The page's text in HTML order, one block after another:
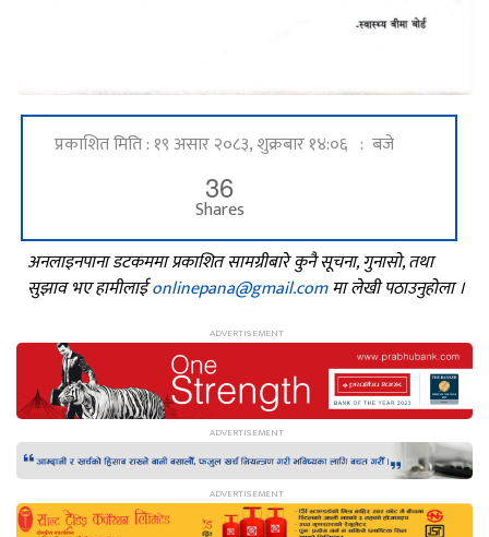
प्रकाशित मिति : १९ असार २०८३, शुक्रबार १४:०६ : बजे
36
Shares
अनलाइनपाना डटकममा प्रकाशित सामग्रीबारे कुनै सूचना, गुनासो, तथा
सुझाव भए हामीलाईonlinepana@gmail.comमा लेखी पठाउनुहोला ।